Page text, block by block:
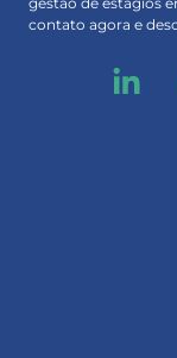
contato agora e